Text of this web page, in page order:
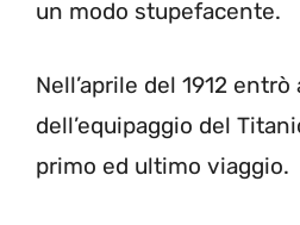
un modo stupefacente.
Nell’aprile del 1912
dell’equipaggio del
primo ed ultimo viaggio.